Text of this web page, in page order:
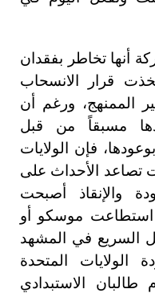
أنها تخاطر بفقدان
قرار الانسحاب
الممنهج، ورغم أن
مسبقاً من قبل
فإن الولايات
تصاعد الأحداث على
والإنقاذ أصبحت
استطاعت موسكو أو
السريع في المشهد
الولايات المتحدة
الاستبدادي